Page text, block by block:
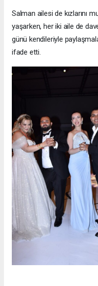
Salman ailesi de kızlarını
yaşarken, her iki aile de
günü kendileriyle
ifade etti.